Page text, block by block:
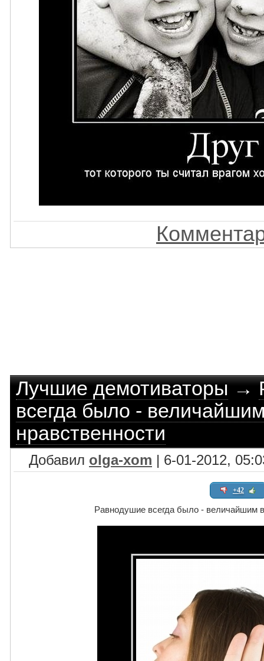
Лучшие демотиваторы→
всегда было -
нравственности
Добавил olga-xom | 6-01-2012,
+42
Равнодушие всегда было - величайшим